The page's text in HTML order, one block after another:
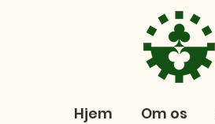
Hjem Om os